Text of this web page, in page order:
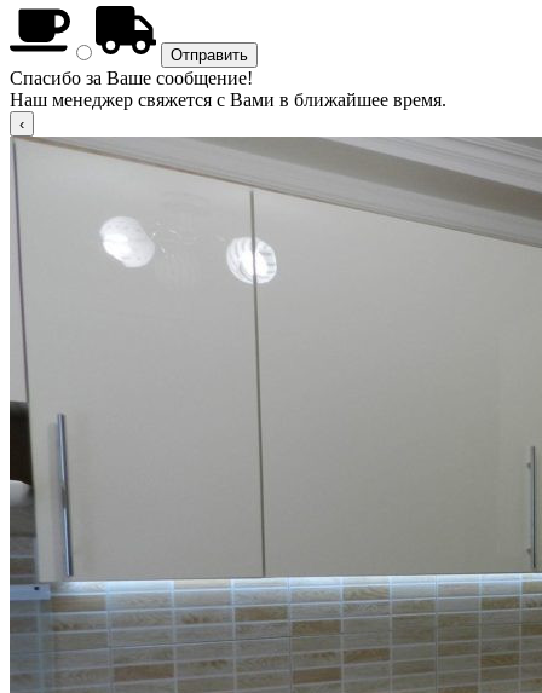
Спасибо за Ваше сообщение!
Наш менеджер свяжется с Вами в ближайшее время.